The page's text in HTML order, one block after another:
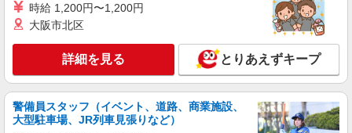
時給 1,200円〜1,200円
大阪市北区
詳細を見る とりあえずキープ
警備員スタッフ（イベント、道路、商業施設、
大型駐車場、JR列車見張りなど）